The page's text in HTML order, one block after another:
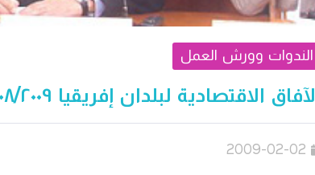
الندوات وورش العمل
الآفاق الاقتصادية لبلدان إفريقيا ٢٠٠٨/٢٠٠٩
2009-02-02